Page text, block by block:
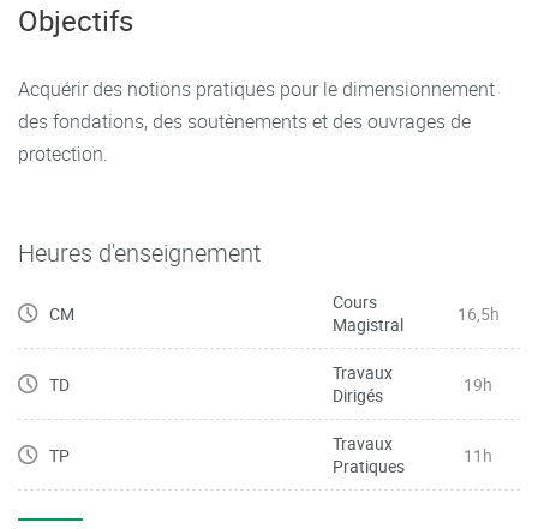
Objectifs
Acquérir des notions pratiques pour le dimensionnement
des fondations, des soutènements et des ouvrages de
protection.
Heures d'enseignement
CM
Cours
Magistral
16,5h
TD
Travaux
Dirigés
19h
TP
Travaux
Pratiques
11h